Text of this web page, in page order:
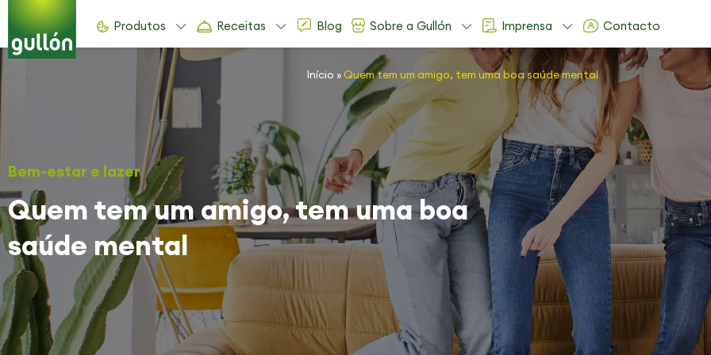
Produtos Receitas Blog Sobre a Gullón Imprensa Contacto
Início » Quem tem um amigo, tem uma boa saúde mental
Bem-estar e lazer
Quem tem um amigo, tem uma boa
saúde mental